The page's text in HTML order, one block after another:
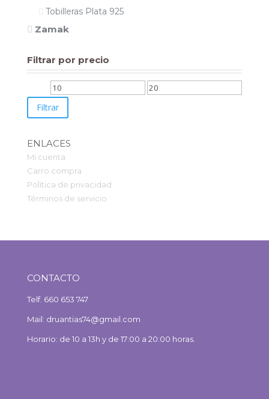
Tobilleras Plata 925
Zamak
Filtrar por precio
Precio
mínimo
Precio
Filtrar
ENLACES
Mi cuenta
Carro compra
Política de privacidad
Términos de servicio
CONTACTO
Telf. 660 653 747
Mail: druantias74@gmail.com
Horario: de 10 a 13h y de 17:00 a 20:00 horas.